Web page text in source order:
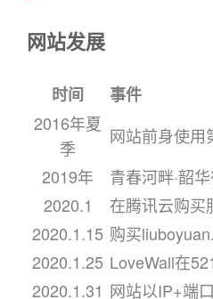
网站发展
时间
事件
2016年夏
季
网站前身使用
2019年
青春河畔·韶
2020.1
在腾讯云购买
2020.1.15 购买
2020.1.25 LoveWall在
2020.1.31 网站以IP+端